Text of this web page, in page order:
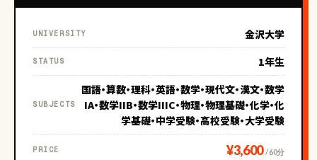
UNIVERSITY 金沢大学
STATUS 1年生
SUBJECTS
国語・算数・理科・英語・数学・現代文・漢文・数学
IA・数学IIB・数学IIIC・物理・物理基礎・化学・化
学基礎・中学受験・高校受験・大学受験
PRICE ¥3,600 / 60分